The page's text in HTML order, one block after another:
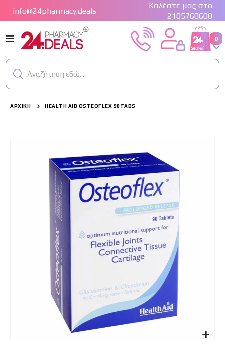
info@24pharmacy.deals
Καλέστε μας στο
2105760600
Εναλλαγή
Πλοήγησης
Cart
0
Αναζήτηση εδώ...
ΑΡΧΙΚΉ HEALTH AID OSTEOFLEX 90TABS